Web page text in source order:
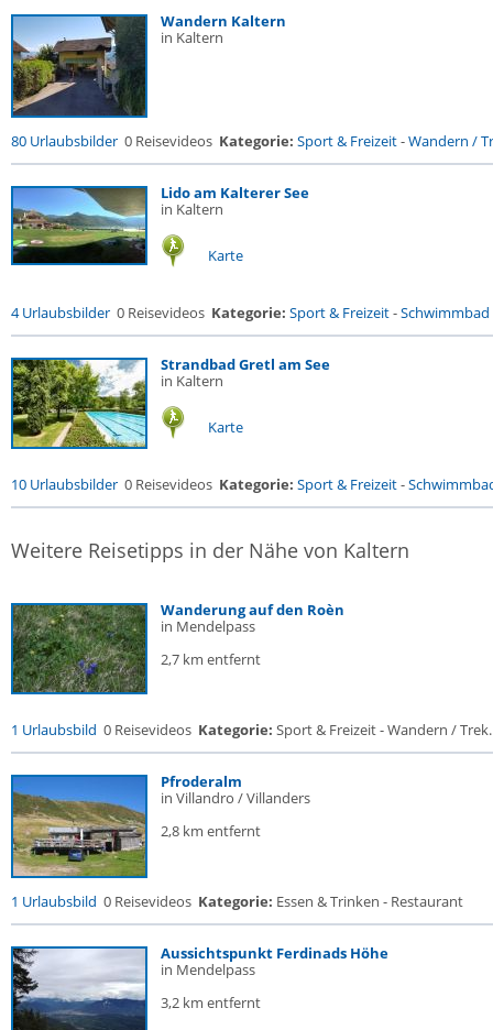
Wandern Kaltern
in Kaltern
80 Urlaubsbilder 0 Reisevideos Kategorie: Sport & Freizeit-Wandern /
Lido am Kalterer See
in Kaltern
Karte
4 Urlaubsbilder 0 Reisevideos Kategorie: Sport & Freizeit-Schwimmbad
Strandbad Gretl am See
in Kaltern
Karte
10 Urlaubsbilder 0 Reisevideos Kategorie: Sport & Freizeit-
Weitere Reisetipps in der Nähe von Kaltern
Wanderung auf den Roèn
in Mendelpass
2,7 km entfernt
1 Urlaubsbild 0 Reisevideos Kategorie: Sport & Freizeit - Wandern /
Pfroderalm
in Villandro / Villanders
2,8 km entfernt
1 Urlaubsbild 0 Reisevideos Kategorie: Essen & Trinken - Restaurant
Aussichtspunkt Ferdinads Höhe
in Mendelpass
3,2 km entfernt